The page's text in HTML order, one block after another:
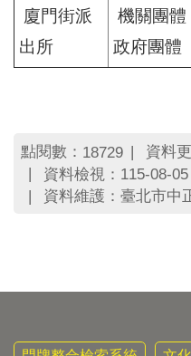
廈門街派
出所
機關團體
政府團體
點閱數： 18729
資料
資料檢視：115-08-
資料維護：臺北市中